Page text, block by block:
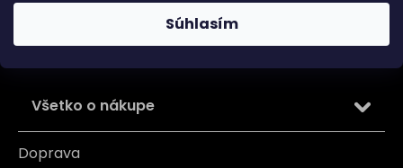
Súhlasím
Všetko o nákupe
Doprava